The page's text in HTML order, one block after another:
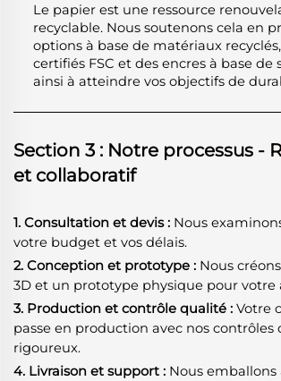
Le papier est une ressource
recyclable. Nous soutenons cela en
options à base de matériaux
certifiés FSC et des encres à base de
ainsi à atteindre vos objectifs de
Section 3 : Notre processus -
et collaboratif
1. Consultation et devis : Nous
votre budget et vos délais.
2. Conception et prototype : Nous
3D et un prototype physique pour votre
3. Production et contrôle qualité : Votre
passe en production avec nos contrôles
rigoureux.
4. Livraison et support : Nous emballons